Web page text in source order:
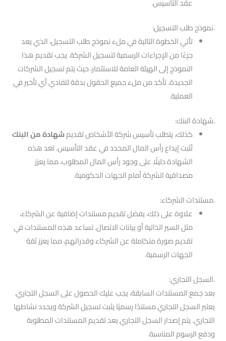
عقد التأسيس.
.نموذج طلب التسجيل:
تأتي الخطوة التالية في ملء نموذج طلب التسجيل، الذي يعد
جزءًا من الإجراءات الرسمية لتسجيل الشركة. يجب تقديم هذا
النموذج إلى الهيئة العامة للاستثمار، حيث يتم تسجيل الشركات
الجديدة. تأكد من ملء جميع الحقول بدقة لتفادي أي تأخير في
العملية.
.شهادة البنك:
كذلك، يتطلب تأسيس شركة الأشخاص تقديمشهادة من البنك
تُثبت إيداع رأس المال المحدد في عقد التأسيس. تعد هذه
الشهادة دليلًا على وجود رأس المال المطلوب، مما يعزز
مصداقية الشركة أمام الجهات الحكومية.
.مستندات الشركاء:
علاوة على ذلك، يفضل تقديم مستندات إضافية عن الشركاء،
مثل السير الذاتية أو بيانات الاتصال. تساعد هذه المستندات في
تقديم صورة متكاملة عن الشركاء وقدراتهم، مما يعزز ثقة
الجهات الرسمية.
.السجل التجاري:
بعد جمع المستندات السابقة، يجب عليك الحصول على السجل التجاري.
يعتبر السجل التجاري مستندًا رسميًا يثبت تسجيل الشركة ويحدد نشاطها
التجاري. يتم إصدار السجل التجاري بعد تقديم المستندات المطلوبة
ودفع الرسوم المناسبة.